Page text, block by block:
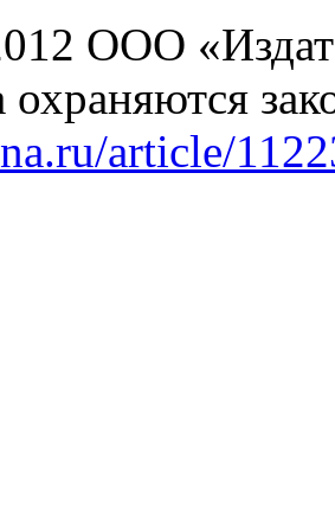
ООО
охраняются
article/